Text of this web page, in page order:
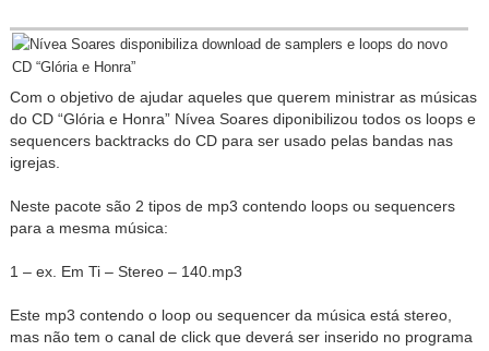
Com o objetivo de ajudar aqueles que querem ministrar as músicas
do CD “Glória e Honra” Nívea Soares diponibilizou todos os loops e
sequencers backtracks do CD para ser usado pelas bandas nas
igrejas.
Neste pacote são 2 tipos de mp3 contendo loops ou sequencers
para a mesma música:
1 – ex. Em Ti – Stereo – 140.mp3
Este mp3 contendo o loop ou sequencer da música está stereo,
mas não tem o canal de click que deverá ser inserido no programa